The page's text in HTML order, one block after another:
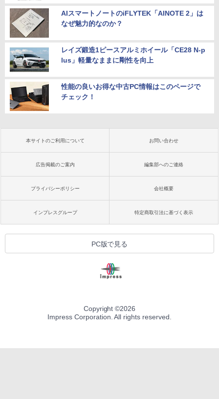
AIスマートノートのiFLYTEK「AINOTE 2」は
なぜ魅力的なのか？
レイズ鍛造1ピースアルミホイール「CE28 N-p
lus」軽量なままに剛性を向上
性能の良いお得な中古PC情報はこのページで
チェック！
本サイトのご利用について お問い合わせ
広告掲載のご案内 編集部へのご連絡
プライバシーポリシー 会社概要
インプレスグループ 特定商取引法に基づく表示
PC版で見る
Copyright ©2026
Impress Corporation. All rights reserved.